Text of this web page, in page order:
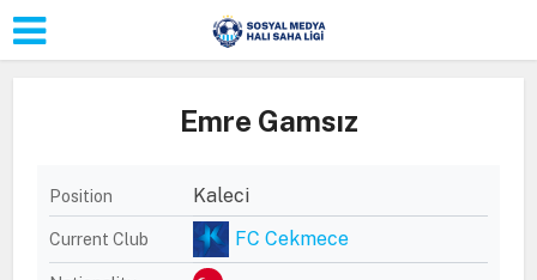
Emre Gamsız
Position Kaleci
Current Club FC Cekmece